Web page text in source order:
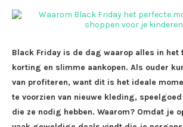
Black Friday is de dag waarop alles in het
korting en slimme aankopen. Als ouder
van profiteren, want dit is het ideale
te voorzien van nieuwe kleding,
die ze nodig hebben. Waarom? Omdat je